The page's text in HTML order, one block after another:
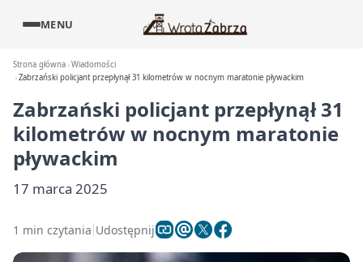
MENU
Strona główna Wiadomości
Zabrzański policjant przepłynął 31 kilometrów w nocnym maratonie pływackim
Zabrzański policjant przepłynął 31
kilometrów w nocnym maratonie
pływackim
17 marca 2025
1 min czytania Udostępnij